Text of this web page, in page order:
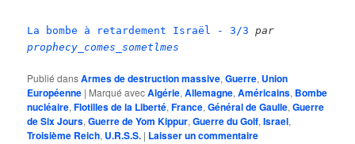
La bombe à retardement Israël - 3/3
par
prophecy_comes_sometlmes
Publié dansArmes de destruction massive,Guerre, Union
Européenne | Marqué avecAlgérie,Allemagne,Américains, Bombe
nucléaire,Flotilles de la Liberté,France,Général de Gaulle,Guerre
de Six Jours,Guerre de Yom Kippur,Guerre du Golf,Israel,
Troisième Reich, U.R.S.S. | Laisser un commentaire